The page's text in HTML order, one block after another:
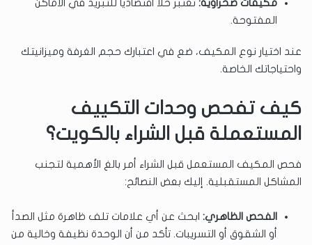
مكيفات صحراوية: تعتبر حلاً اقتصادياً للتبريد في الأماكن
المفتوحة.
عند اختيار نوع المكيف، ضع في اعتبارك حجم الغرفة وميزانيتك
واحتياجاتك الخاصة.
كيف تفحص وحدات التكييف
المستعملة قبل الشراء بالكويت؟
فحص المكيف المستعمل قبل الشراء أمر بالغ الأهمية لتجنب
المشاكل المستقبلية. إليك بعض النصائح:
الفحص الظاهري: ابحث عن أي علامات تلف ظاهرة مثل الصدأ
أو الشقوق أو التسريبات. تأكد من أن الوحدة نظيفة وخالية من